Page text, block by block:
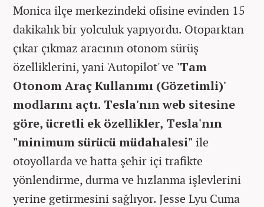
Monica ilçe merkezindeki ofisine evinden 15
dakikalık bir yolculuk yapıyordu. Otoparktan
çıkar çıkmaz aracının otonom sürüş
özelliklerini, yani 'Autopilot' ve 'Tam
Otonom Araç Kullanımı (Gözetimli)'
modlarını açtı. Tesla'nın web sitesine
göre, ücretli ek özellikler, Tesla'nın
"minimum sürücü müdahalesi" ile
otoyollarda ve hatta şehir içi trafikte
yönlendirme, durma ve hızlanma işlevlerini
yerine getirmesini sağlıyor. Jesse Lyu Cuma